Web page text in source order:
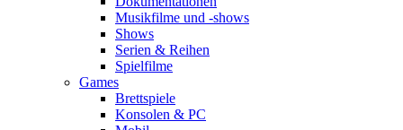
Musikfilme und -shows
Shows
Serien & Reihen
Spielfilme
Games
Brettspiele
Konsolen & PC